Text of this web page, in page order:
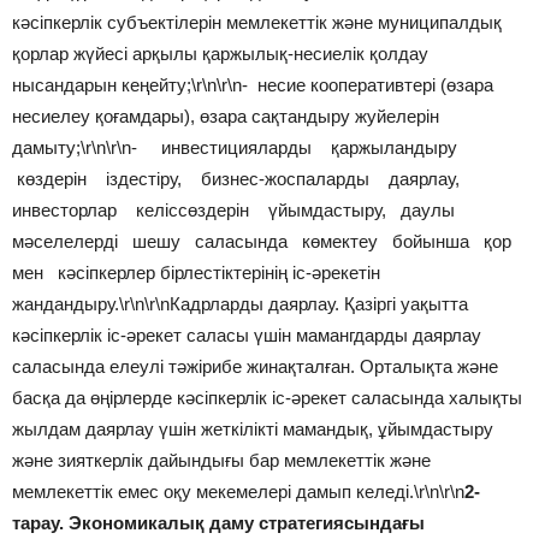
кәсіпкерлік субъектілерін мемлекеттік және муниципалдық
қорлар жүйесі арқылы қаржылық-несиелік қолдау
нысандарын кеңейту;\r\n\r\n- несие кооперативтері (өзара
несиелеу қоғамдары), өзара сақтандыру жуйелерін
дамыту;\r\n\r\n- инвестицияларды қаржыландыру
көздерін іздестіру, бизнес-жоспаларды даярлау,
инвесторлар келіссөздерін үйымдастыру, даулы
мәселелерді шешу саласында көмектеу бойынша қор
мен кәсіпкерлер бірлестіктерінің іс-әрекетін
жандандыру.\r\n\r\nКадрларды даярлау. Қазіргі уақытта
кәсіпкерлік іс-әрекет саласы үшін мамангдарды даярлау
саласында елеулі тәжірибе жинақталған. Орталықта және
басқа да өңірлерде кәсіпкерлік іс-әрекет саласында халықты
жылдам даярлау үшін жеткілікті мамандық, ұйымдастыру
және зияткерлік дайындығы бар мемлекеттік және
мемлекеттік емес оқу мекемелері дамып келеді.\r\n\r\n2-
тарау. Экономикалық даму стратегиясындағы